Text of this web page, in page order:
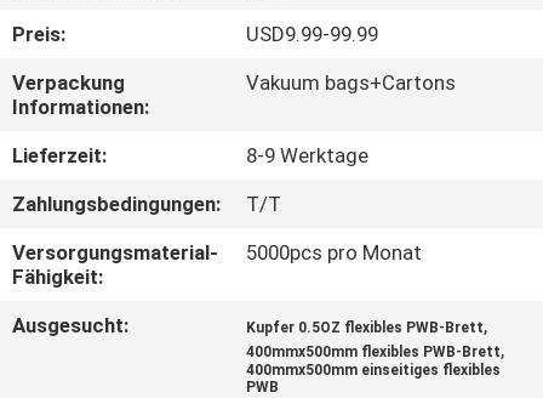
WERKSBESICHTIGUNG
QUALITÄTSKONTROLLE
MIT
UNS
NEUIGKEITEN
Preis:
USD9.99-99.99
Verpackung
Informationen:
Vakuum bags+Cartons
Lieferzeit:
8-9 Werktage
Zahlungsbedingungen:
T/T
Versorgungsmaterial-
Fähigkeit:
5000pcs pro Monat
Ausgesucht: Kupfer 0.5OZ flexibles PWB-Brett,
400mmx500mm flexibles PWB-Brett,
400mmx500mm einseitiges flexibles
PWB